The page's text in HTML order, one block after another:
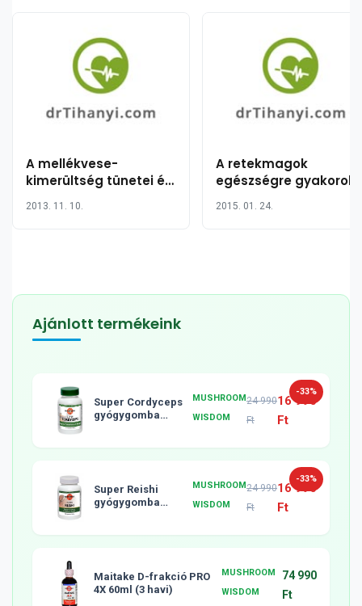
A mellékvese-
kimerültség tünetei és
mellékvese
2013. 11. 10.
A retekmagok
egészségre gyakorolt
pontban
2015. 01. 24.
Ajánlott termékeink
-33%
Super Cordyceps
gyógygomba
MUSHROOM
WISDOM
24 990
Ft
16 990
Ft
-33%
Super Reishi
gyógygomba
MUSHROOM
WISDOM
24 990
Ft
16 990
Ft
Maitake D-frakció PRO
4X 60ml (3 havi)
MUSHROOM
WISDOM
74 990
Ft